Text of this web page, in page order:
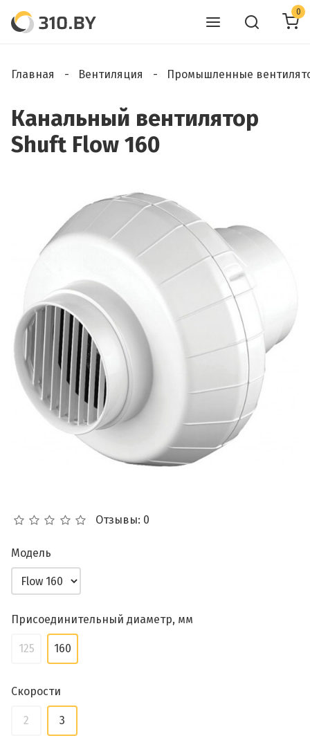
0
Главная Вентиляция Промышленные
Канальный вентилятор
Shuft Flow 160
Отзывы: 0
Модель
Присоединительный диаметр, мм
125 160
Скорости
2 3